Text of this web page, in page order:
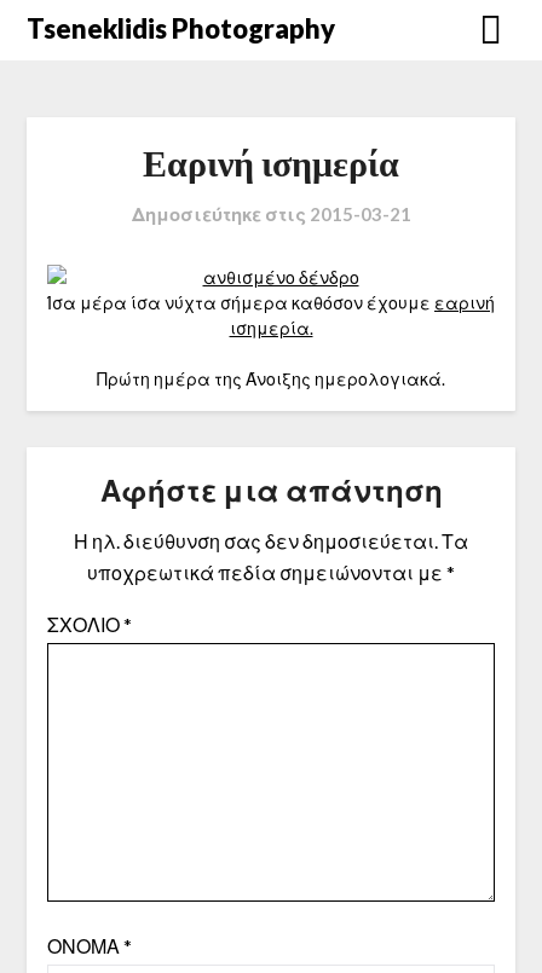
Μετάβαση
Tseneklidis Photography
Εαρινή ισημερία
Δημοσιεύτηκε στις 2015-03-21
Ίσα μέρα ίσα νύχτα σήμερα καθόσον έχουμε εαρινή
ισημερία.
Πρώτη ημέρα της Άνοιξης ημερολογιακά.
Αφήστε μια απάντηση
Η ηλ. διεύθυνση σας δεν δημοσιεύεται.Τα
υποχρεωτικά πεδία σημειώνονται με *
ΣΧΌΛΙΟ*
ΌΝΟΜΑ *